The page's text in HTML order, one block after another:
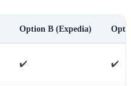
Option B (Expedia)
✔️ ✔️